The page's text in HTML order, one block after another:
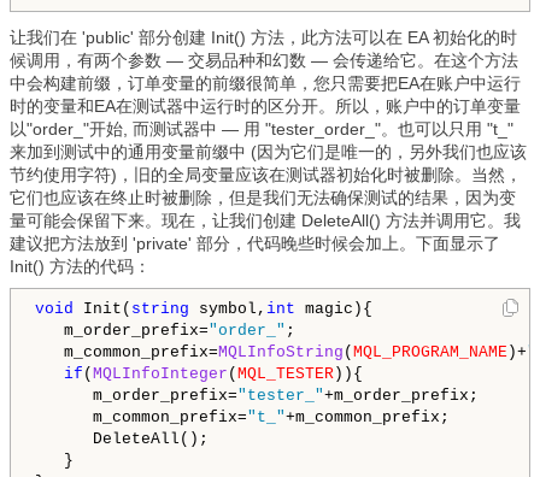
让我们在 'public' 部分创建 Init() 方法，此方法可以在 EA 初始化的时
候调用，有两个参数 — 交易品种和幻数 — 会传递给它。在这个方法
中会构建前缀，订单变量的前缀很简单，您只需要把EA在账户中运行
时的变量和EA在测试器中运行时的区分开。所以，账户中的订单变量
以"order_"开始, 而测试器中 — 用 "tester_order_"。也可以只用 "t_"
来加到测试中的通用变量前缀中 (因为它们是唯一的，另外我们也应该
节约使用字符)，旧的全局变量应该在测试器初始化时被删除。当然，
它们也应该在终止时被删除，但是我们无法确保测试的结果，因为变
量可能会保留下来。现在，让我们创建 DeleteAll() 方法并调用它。我
建议把方法放到 'private' 部分，代码晚些时候会加上。下面显示了
Init() 方法的代码：
void Init( string symbol, int magic){
m_order_prefix="order_" ;
m_common_prefix=MQLInfoString ( MQL_PROGRAM_NAME )+
if ( MQLInfoInteger ( MQL_TESTER )){
m_order_prefix="tester_"+m_order_prefix;
m_common_prefix="t_"+m_common_prefix;
DeleteAll();
}